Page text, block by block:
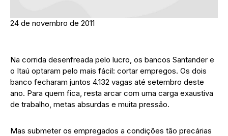
24 de novembro de 2011
Na corrida desenfreada pelo lucro, os bancos Santander e
o Itaú optaram pelo mais fácil: cortar empregos. Os dois
banco fecharam juntos 4.132 vagas até setembro deste
ano. Para quem fica, resta arcar com uma carga exaustiva
de trabalho, metas absurdas e muita pressão.
Mas submeter os empregados a condições tão precárias